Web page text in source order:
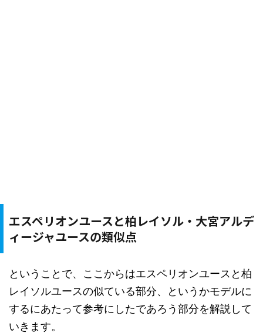
エスペリオンユースと柏レイソル・大宮アルデ
ィージャユースの類似点
ということで、ここからはエスペリオンユースと柏
レイソルユースの似ている部分、というかモデルに
するにあたって参考にしたであろう部分を解説して
いきます。